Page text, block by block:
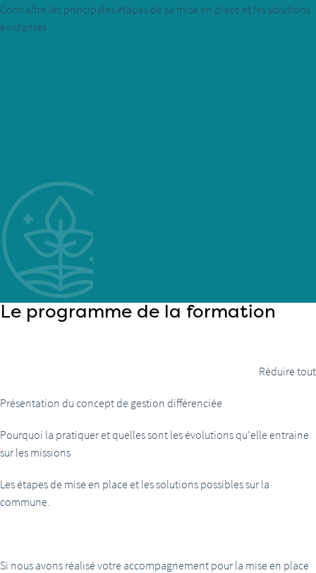
Connaître les principales étapes de sa mise en place et les solutions
existantes
Le programme de la formation
Réduire tout
Présentation du concept de gestion différenciée
Pourquoi la pratiquer et quelles sont les évolutions qu'elle entraine
sur les missions
Les étapes de mise en place et les solutions possibles sur la
commune.
Si nous avons réalisé votre accompagnement pour la mise en place